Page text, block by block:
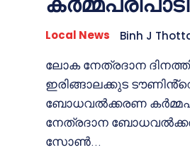
Local News Binh J
ലോക നേത്രദാന
ഇരിങ്ങാലക്കുട
ബോധവൽക്കരണ
നേത്രദാന
സോൺ...